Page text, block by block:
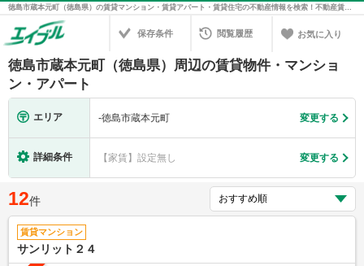
徳島市蔵本元町（徳島県）の賃貸マンション・賃貸アパート・賃貸住宅の不動産情報を検索！不動産賃貸の物件探しは、お部屋探しのエイブル
保存条件 閲覧履歴 お気に入り
徳島市蔵本元町（徳島県）周辺の賃貸物件・マンショ
ン・アパート
エリア -徳島市蔵本元町 変更する
詳細条件 【家賃】設定無し 変更する
12件
賃貸マンション
サンリット２４